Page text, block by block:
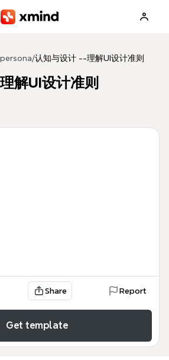
/认知与设计 --理解UI设计准则
解UI设计准则
Share Report
Get template